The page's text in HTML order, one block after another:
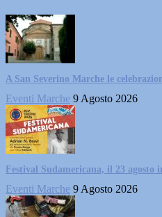
A San Severino Marche le
Eventi Marche 9 Agosto 2026
Festival Sudamericana, il 23
Eventi Marche 9 Agosto 2026